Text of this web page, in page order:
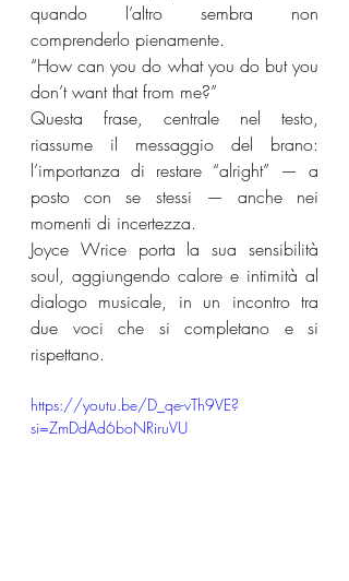
quando l’altro sembra non
comprenderlo pienamente.
“How can you do what you do but you
don’t want that from me?”
Questa frase, centrale nel testo,
riassume il messaggio del brano:
l’importanza di restare “alright” — a
posto con se stessi — anche nei
momenti di incertezza.
Joyce Wrice porta la sua sensibilità
soul, aggiungendo calore e intimità al
dialogo musicale, in un incontro tra
due voci che si completano e si
rispettano.
https://youtu.be/D_qe-vTh9VE?
si=ZmDdAd6boNRiruVU